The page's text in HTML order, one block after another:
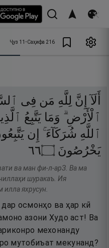
Ҷуз 11 •Саҳифа 216
أَلَآ إِنَّ لِلَّهِ مَن فِى
ٱلْأَرْضِ ۗ وَمَا يَتَّبِعُ
ٱللَّهِ شُرَكَآءَ ۚ إِن
يَخْرُصُونَ ۝٦٦
ва ман фи-л-арЗ. Ва ма
шуракаъ. Ия
илла яхрусун.
осмонҳо ва ҳар кӣ
азони Худо аст! Ва
мехонанду
мутобиъат мекунанд?